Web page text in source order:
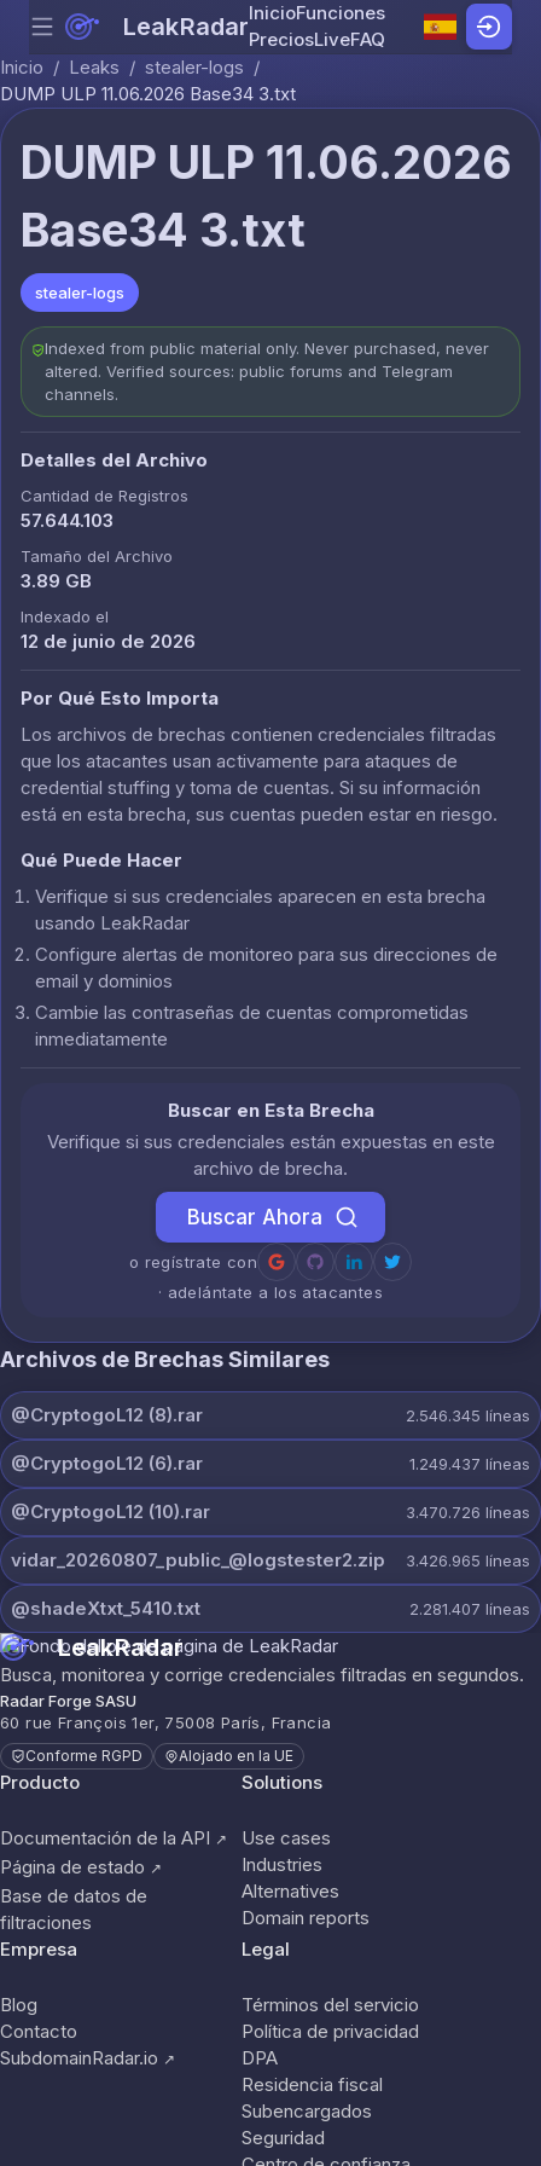
Skip to content
Menu LeakRadarInicioFunciones
PreciosLiveFAQ
Inicio / Leaks / stealer-logs /
DUMP ULP 11.06.2026 Base34 3.txt
DUMP ULP 11.06.2026
Base34 3.txt
stealer-logs
Indexed from public material only. Never purchased, never
altered. Verified sources: public forums and Telegram
channels.
Detalles del Archivo
Cantidad de Registros
57.644.103
Tamaño del Archivo
3.89 GB
Indexado el
12 de junio de 2026
Por Qué Esto Importa
Los archivos de brechas contienen credenciales filtradas
que los atacantes usan activamente para ataques de
credential stuffing y toma de cuentas. Si su información
está en esta brecha, sus cuentas pueden estar en riesgo.
Qué Puede Hacer
Verifique si sus credenciales aparecen en esta brecha
usando LeakRadar
Configure alertas de monitoreo para sus direcciones de
email y dominios
Cambie las contraseñas de cuentas comprometidas
inmediatamente
Buscar en Esta Brecha
Verifique si sus credenciales están expuestas en este
archivo de brecha.
Buscar Ahora
o regístrate con
· adelántate a los atacantes
Archivos de Brechas Similares
@CryptogoL12 (8).rar 2.546.345 líneas
@CryptogoL12 (6).rar 1.249.437 líneas
@CryptogoL12 (10).rar 3.470.726 líneas
vidar_20260807_public_@logstester2.zip 3.426.965 líneas
@shadeXtxt_5410.txt 2.281.407 líneas
LeakRadar
Busca, monitorea y corrige credenciales filtradas en segundos.
Radar Forge SASU
60 rue François 1er, 75008 París, Francia
Conforme RGPD Alojado en la UE
Producto
Documentación de la API ↗
Página de estado ↗
Base de datos de
filtraciones
Solutions
Use cases
Industries
Alternatives
Domain reports
Empresa
Blog
Contacto
SubdomainRadar.io ↗
Legal
Términos del servicio
Política de privacidad
DPA
Residencia fiscal
Subencargados
Seguridad